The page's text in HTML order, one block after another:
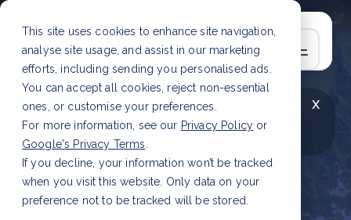
This site uses cookies to enhance site navigation,
analyse site usage, and assist in our marketing
efforts, including sending you personalised ads.
You can accept all cookies, reject non-essential
ones, or customise your preferences.
For more information, see our Privacy Policy or
Google's Privacy Terms
If you decline, your information won’t be tracked
when you visit this website. Only data on your
preference not to be tracked will be stored.
x
LAATSTE ARTIKEL
CSRD en uw positie als
leverancier: wat verandert er in 2026?Lees
artikel